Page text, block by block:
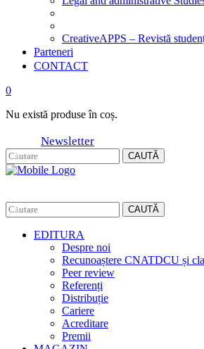
CreativeAPPS – Revistă
Parteneri
CONTACT
0
Nu există produse în coș.
Newsletter
CAUTĂ
CAUTĂ
EDITURA
Despre noi
Recunoaștere CNATDCU și
Peer review
Referenți
Distribuție
Cariere
Acreditare
Premii